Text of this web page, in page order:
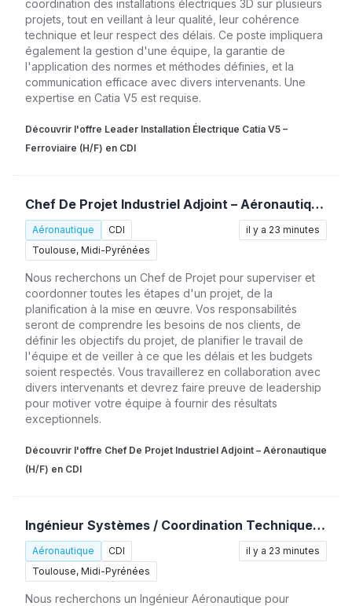
coordination des installations électriques 3D sur plusieurs
projets, tout en veillant à leur qualité, leur cohérence
technique et leur respect des délais. Ce poste impliquera
également la gestion d'une équipe, la garantie de
l'application des normes et méthodes définies, et la
communication efficace avec divers intervenants. Une
expertise en Catia V5 est requise.
Découvrir l'offre Leader Installation Électrique Catia V5 –
Ferroviaire (H/F) en CDI
Chef De Projet Industriel Adjoint – Aéronautique (H/F)
Aéronautique
CDI
Toulouse, Midi-Pyrénées
il y a 23 minutes
Nous recherchons un Chef de Projet pour superviser et
coordonner toutes les étapes d'un projet, de la
planification à la mise en œuvre. Vos responsabilités
seront de comprendre les besoins de nos clients, de
définir les objectifs du projet, de planifier le travail de
l'équipe et de veiller à ce que les délais et les budgets
soient respectés. Vous travaillerez en collaboration avec
divers intervenants et devrez faire preuve de leadership
pour motiver votre équipe à fournir des résultats
exceptionnels.
Découvrir l'offre Chef De Projet Industriel Adjoint – Aéronautique
(H/F) en CDI
Ingénieur Systèmes / Coordination Technique – Support Produit (H/F)
Aéronautique
CDI
Toulouse, Midi-Pyrénées
il y a 23 minutes
Nous recherchons un Ingénieur Aéronautique pour